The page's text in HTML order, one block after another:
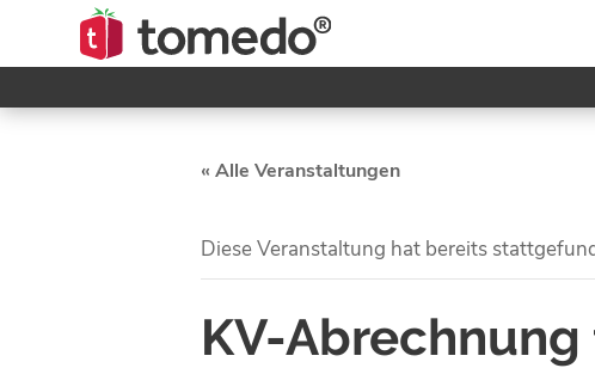
« Alle Veranstaltungen
Diese Veranstaltung hat bereits
KV-